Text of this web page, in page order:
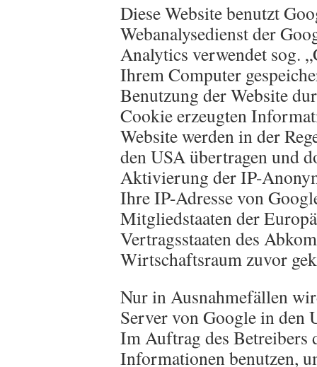
Diese Website benutzt
Webanalysedienst der
Analytics verwendet sog.
Ihrem Computer
Benutzung der Website
Cookie erzeugten
Website werden in der
den USA übertragen und
Aktivierung der IP-
Ihre IP-Adresse von
Mitgliedstaaten der
Vertragsstaaten des
Wirtschaftsraum zuvor
Nur in Ausnahmefällen
Server von Google in den
Im Auftrag des Betreibers
Informationen benutzen,